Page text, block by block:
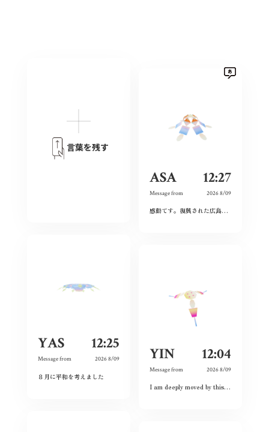
言葉を残す
ASA 12:27
Message from 2026 8/09
感動てす。復興された広島人の底力と企業力を改めて知らされました！
YAS 12:25
Message from 2026 8/09
８月に平和を考えました
YIN 12:04
Message from 2026 8/09
I am deeply moved by this exhibition because I have witnessed the spirit of courage and never-give-up among the land and the people. Although this city had once completely destroyed, but the people still believed the future and ordinary lives. That’s what I love this city so much and today is my second time visiting Hiroshima 🥰❤️